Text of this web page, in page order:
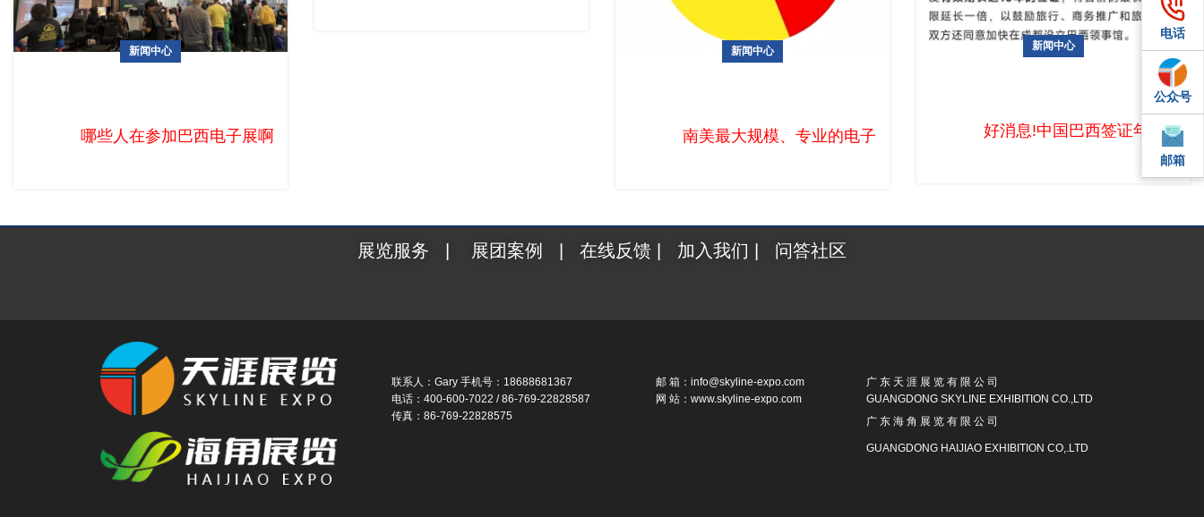
新闻中心
好消息！！!中国巴西签证年期限延长至十
好消息!中国巴西签证年期限延
新闻中心
哪些人在参加巴西电子展啊
新闻中心
南美最大规模、专业的电子与家电盛宴！
电话
QQ
邮箱
电话
公众号
邮箱
展览服务 展团案例 在线反馈 加入我们 问答社区
联系人：Gary 手机号：18688681367
电话：400-600-7022 / 86-769-22828587
传真：86-769-22828575
邮 箱：info@skyline-expo.com
网 站：www.skyline-expo.com
广 东 天 涯 展 览 有 限 公 司
GUANGDONG SKYLINE EXHIBITION CO.,LTD
广 东 海 角 展 览 有 限 公 司
GUANGDONG HAIJIAO EXHIBITION CO,.LTD